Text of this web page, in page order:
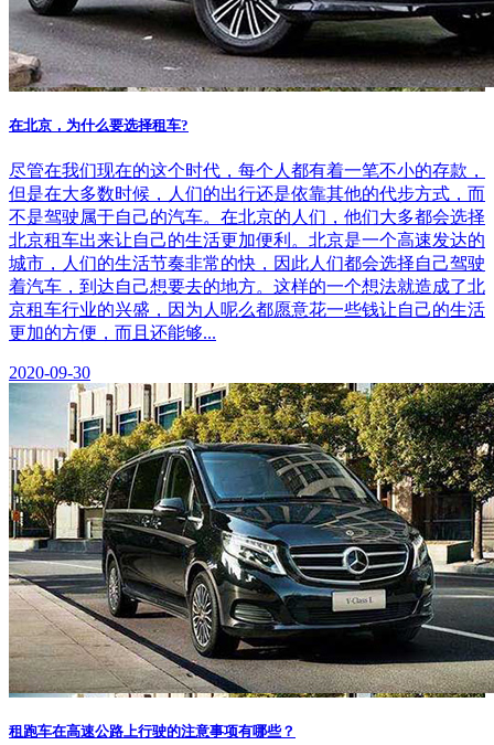
在北京，为什么要选择租车?
尽管在我们现在的这个时代，每个人都有着一笔不小的存款，
但是在大多数时候，人们的出行还是依靠其他的代步方式，而
不是驾驶属于自己的汽车。在北京的人们，他们大多都会选择
北京租车出来让自己的生活更加便利。北京是一个高速发达的
城市，人们的生活节奏非常的快，因此人们都会选择自己驾驶
着汽车，到达自己想要去的地方。这样的一个想法就造成了北
京租车行业的兴盛，因为人呢么都愿意花一些钱让自己的生活
更加的方便，而且还能够...
2020-09-30
租跑车在高速公路上行驶的注意事项有哪些？